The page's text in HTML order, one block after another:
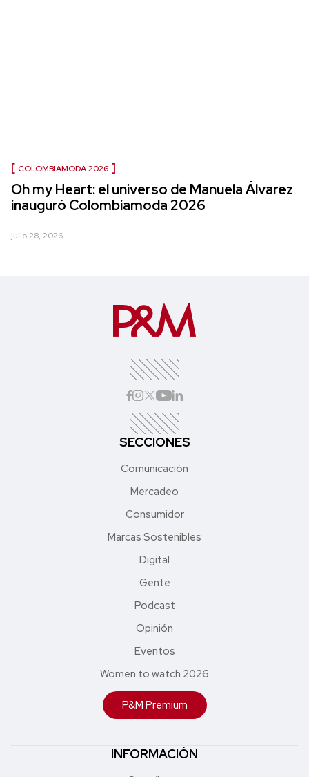
COLOMBIAMODA 2026
Oh my Heart: el universo de Manuela Álvarez
inauguró Colombiamoda 2026
julio 28, 2026
SECCIONES
Comunicación
Mercadeo
Consumidor
Marcas Sostenibles
Digital
Gente
Podcast
Opinión
Eventos
Women to watch 2026
P&M Premium
INFORMACIÓN